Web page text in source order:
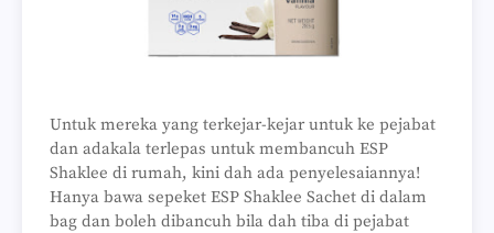
Untuk mereka yang terkejar-kejar untuk ke pejabat
dan adakala terlepas untuk membancuh ESP
Shaklee di rumah, kini dah ada penyelesaiannya!
Hanya bawa sepeket ESP Shaklee Sachet di dalam
bag dan boleh dibancuh bila dah tiba di pejabat